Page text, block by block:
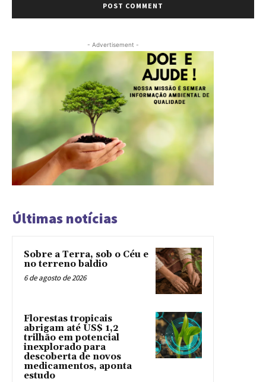
- Advertisement -
Últimas notícias
Sobre a Terra, sob o Céu e
no terreno baldio
6 de agosto de 2026
Florestas tropicais
abrigam até US$ 1,2
trilhão em potencial
inexplorado para
descoberta de novos
medicamentos, aponta
estudo